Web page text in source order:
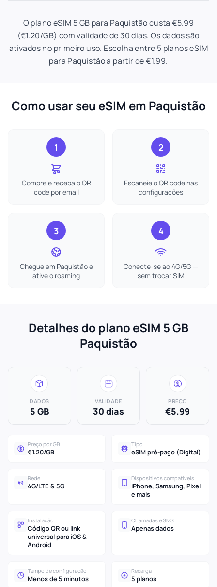
O plano eSIM 5 GB para Paquistão custa €5.99
(€1.20/GB) com validade de 30 dias. Os dados são
ativados no primeiro uso. Escolha entre 5 planos eSIM
para Paquistão a partir de €1.99.
Como usar seu eSIM em Paquistão
1
Compre e receba o QR
code por email
2
Escaneie o QR code nas
configurações
3
Chegue em Paquistão e
ative o roaming
4
Conecte-se ao 4G/5G —
sem trocar SIM
Detalhes do plano eSIM 5 GB
Paquistão
DADOS
5 GB
VALIDADE
30 dias
PREÇO
€5.99
Preço por GB
€1.20/GB
Tipo
eSIM pré-pago (Digital)
Rede
4G/LTE & 5G
Dispositivos compatíveis
iPhone, Samsung, Pixel
e mais
Instalação
Código QR ou link
universal para iOS &
Android
Chamadas e SMS
Apenas dados
Tempo de configuração
Menos de 5 minutos
Recarga
5 planos